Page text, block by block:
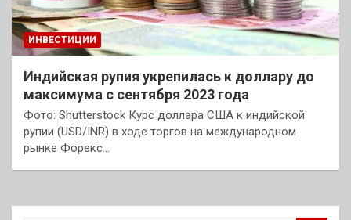
ИНВЕСТИЦИИ
Индийская рупия укрепилась к доллару до
максимума с сентября 2023 года
Фото: Shutterstock Курс доллара США к индийской
рупии (USD/INR) в ходе торгов на международном
рынке Форекс…